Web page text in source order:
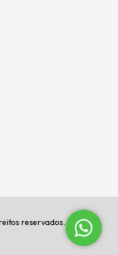
reservados.